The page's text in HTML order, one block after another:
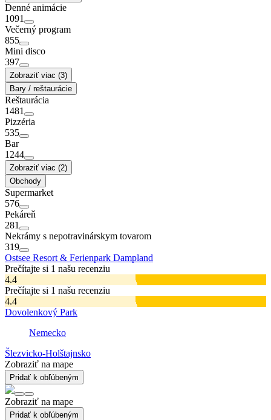
Denné animácie
1091
Večerný program
855
Mini disco
397
Zobraziť viac (3)
Bary / reštaurácie
Reštaurácia
1481
Pizzéria
535
Bar
1244
Zobraziť viac (2)
Obchody
Supermarket
576
Pekáreň
281
Nekrámy s nepotravinárskym tovarom
319
Ostsee Resort & Ferienpark Dampland
Prečítajte si 1 našu recenziu
4.4
Prečítajte si 1 našu recenziu
4.4
Dovolenkový Park
Nemecko
Šlezvicko-Holštajnsko
Zobraziť na mape
Pridať k obľúbeným
Zobraziť na mape
Pridať k obľúbeným